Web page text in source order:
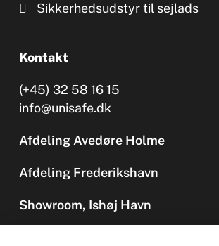
Sikkerhedsudstyr til sejlads
Kontakt
(+45) 32 58 16 15
info@unisafe.dk
Afdeling Avedøre Holme
Afdeling Frederikshavn
Showroom, Ishøj Havn